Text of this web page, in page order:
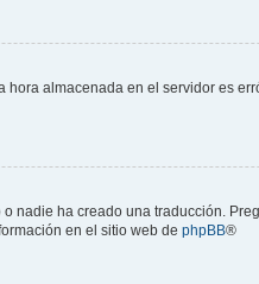
almacenada en el servidor es
ha creado una traducción.
en el sitio web de phpBB®